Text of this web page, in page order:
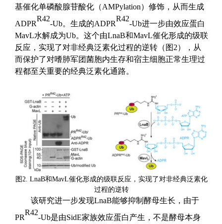
基催化单磷酸腺苷酸化（AMPylation）修饰，从而生成
ADPR
R42
-Ub。生成的ADPR
R42
-Ub进一步由效应蛋白
MavL水解成为Ub。 这个由LnaB和MavL催化形成的级联
反应 ，实现了对非经典泛素化过程的逆转（图2），从
而保护了对嗜肺军团菌胞内生存和宿主细胞正常生理过
程都至关重要的经典泛素化通路。
图 2. LnaB和MavL催化形成的级联反应 ，实现了对非经典泛素化
过程的逆转
该研究进一步发现LnaB能够抑制酵母生长 ，由于
PR
R42
-Ub是由SidE家族效应蛋白产生，不是酵母本身